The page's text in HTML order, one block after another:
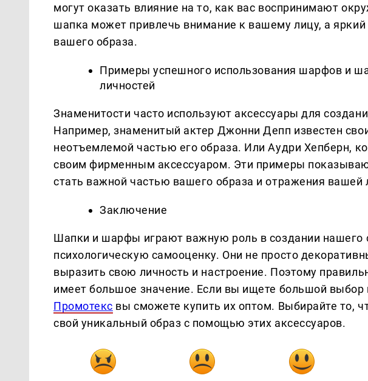
могут оказать влияние на то, как вас воспринимают
шапка может привлечь внимание к вашему лицу, а
вашего образа.
Примеры успешного использования шарфов и
личностей
Знаменитости часто используют аксессуары для
Например, знаменитый актер Джонни Депп известен
неотъемлемой частью его образа. Или Аудри Хепберн,
своим фирменным аксессуаром. Эти примеры
стать важной частью вашего образа и отражения вашей
Заключение
Шапки и шарфы играют важную роль в создании нашего
психологическую самооценку. Они не просто
выразить свою личность и настроение. Поэтому
имеет большое значение. Если вы ищете большой
Промотекс вы сможете купить их оптом. Выбирайте то,
свой уникальный образ с помощью этих аксессуаров.